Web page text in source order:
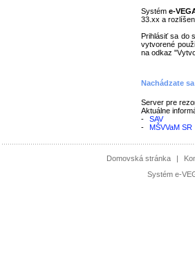
Systéme-
33.xx a
Prihlásiť sa do
vytvorené
na odkaz
Nachádzate
Server pre
Aktuálne
-
SAV
-
MŠVVaM SR
Domovská stránka |
Systém e-